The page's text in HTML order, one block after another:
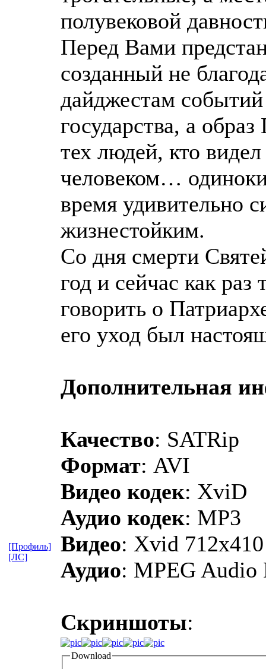
полувековой
Перед Вами
созданный не
дайджестам
государства, а
тех людей, кто
человеком…
время удивительно
жизнестойким.
Со дня смерти
год и сейчас как
говорить о
его уход был
Дополнительная
Качество: SATRip
Формат: AVI
Видео кодек: XviD
Аудио кодек: MP3
Видео: Xvid
Аудио: MPEG Audio
Скриншоты:
Download
[Профиль]
[ЛС]